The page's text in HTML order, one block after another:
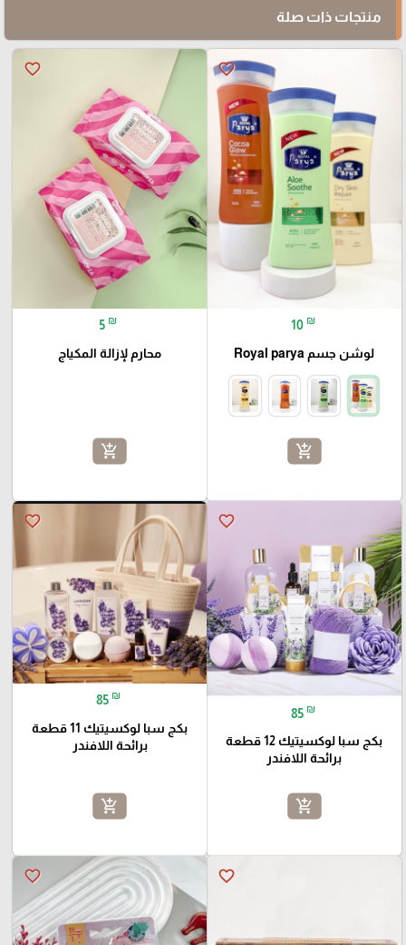
منتجات ذات صلة
favorite_border
10 ₪
لوشن جسم Royal parya
add_shopping_cart
favorite_border
5 ₪
محارم لإزالة المكياج
add_shopping_cart
favorite_border
85 ₪
بكج سبا لوكسيتيك 12 قطعة
برائحة اللافندر
add_shopping_cart
favorite_border
85 ₪
بكج سبا لوكسيتيك 11 قطعة
برائحة اللافندر
add_shopping_cart
favorite_border
favorite_border